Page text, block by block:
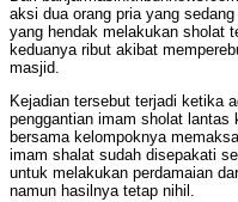
aksi dua orang pria yang
yang hendak melakukan sholat
keduanya ribut akibat
masjid.
Kejadian tersebut terjadi ketika
penggantian imam sholat lantas
bersama kelompoknya
imam shalat sudah disepakati
untuk melakukan perdamaian
namun hasilnya tetap nihil.